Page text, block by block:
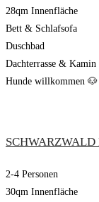
28qm Innenfläche
Bett & Schlafsofa
Duschbad
Dachterrasse & Kamin
Hunde willkommen 🐶
2-4 Personen
30qm Innenfläche